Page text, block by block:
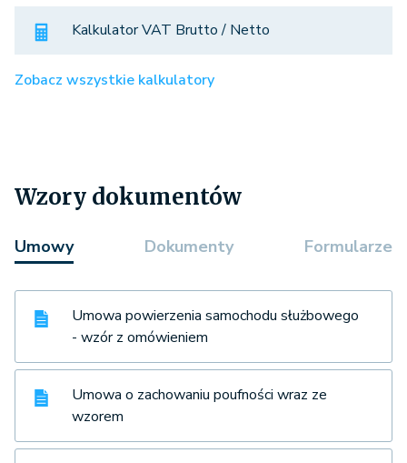
Kalkulator VAT Brutto / Netto
Zobacz wszystkie kalkulatory
Wzory dokumentów
Umowy Dokumenty Formularze
Umowa powierzenia samochodu służbowego
- wzór z omówieniem
Umowa o zachowaniu poufności wraz ze
wzorem